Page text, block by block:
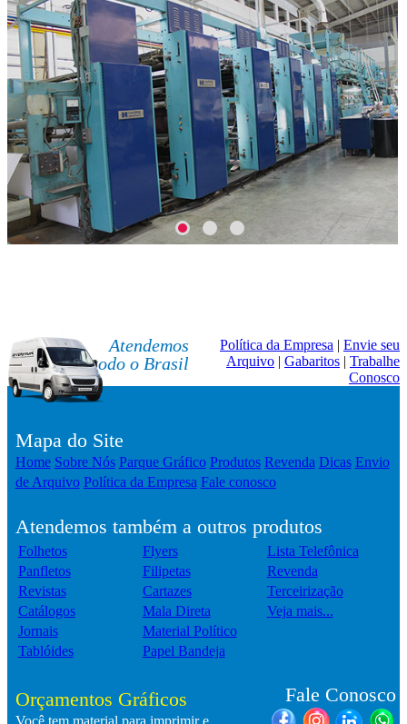
Atendemos
todo o Brasil
Política da Empresa | Envie seu
Arquivo | Gabaritos | Trabalhe
Conosco
Mapa do Site
Home Sobre Nós Parque Gráfico Produtos Revenda Dicas Envio
de Arquivo Política da Empresa Fale conosco
Atendemos também a outros produtos
Folhetos
Panfletos
Revistas
Catálogos
Jornais
Tablóides
Flyers
Filipetas
Cartazes
Mala Direta
Material Político
Papel Bandeja
Lista Telefônica
Revenda
Terceirização
Veja mais...
Orçamentos Gráficos
Você tem material para imprimir e
Fale Conosco